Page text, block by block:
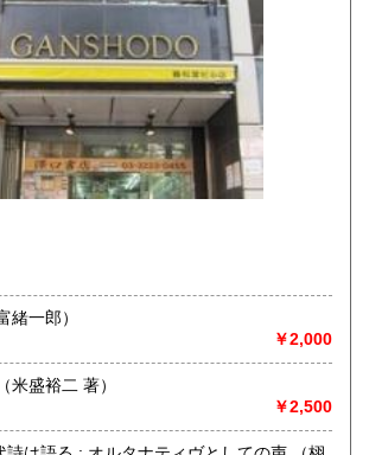
600円 大分県
600円 鹿児島県
600円
18:00
※年末年始(12/31～1/2)は除く
て
イヤル 0120-68-2332 までご連絡下さ
（徳富緒一郎）
￥2,000
パースの記号学 （米盛裕二 著）
￥2,500